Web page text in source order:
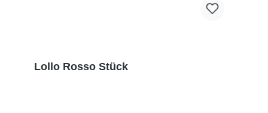
Lollo Rosso Stück